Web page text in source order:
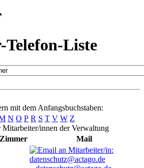
Liste
mit dem Anfangsbuchstaben:
N O P R S T V W Z
Mitarbeiter/innen der Verwaltung
Zimmer
Mail